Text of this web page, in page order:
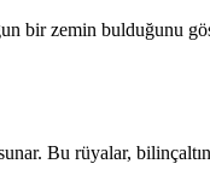
bir zemin bulduğunu
Bu rüyalar,